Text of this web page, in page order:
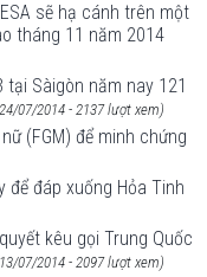
sẽ hạ cánh trên một
tháng 11 năm 2014
tại Sàigòn năm nay 121
07/2014 - 2137 lượt xem)
(FGM) để minh chứng
để đáp xuống Hỏa Tinh
kêu gọi Trung Quốc
07/2014 - 2097 lượt xem)